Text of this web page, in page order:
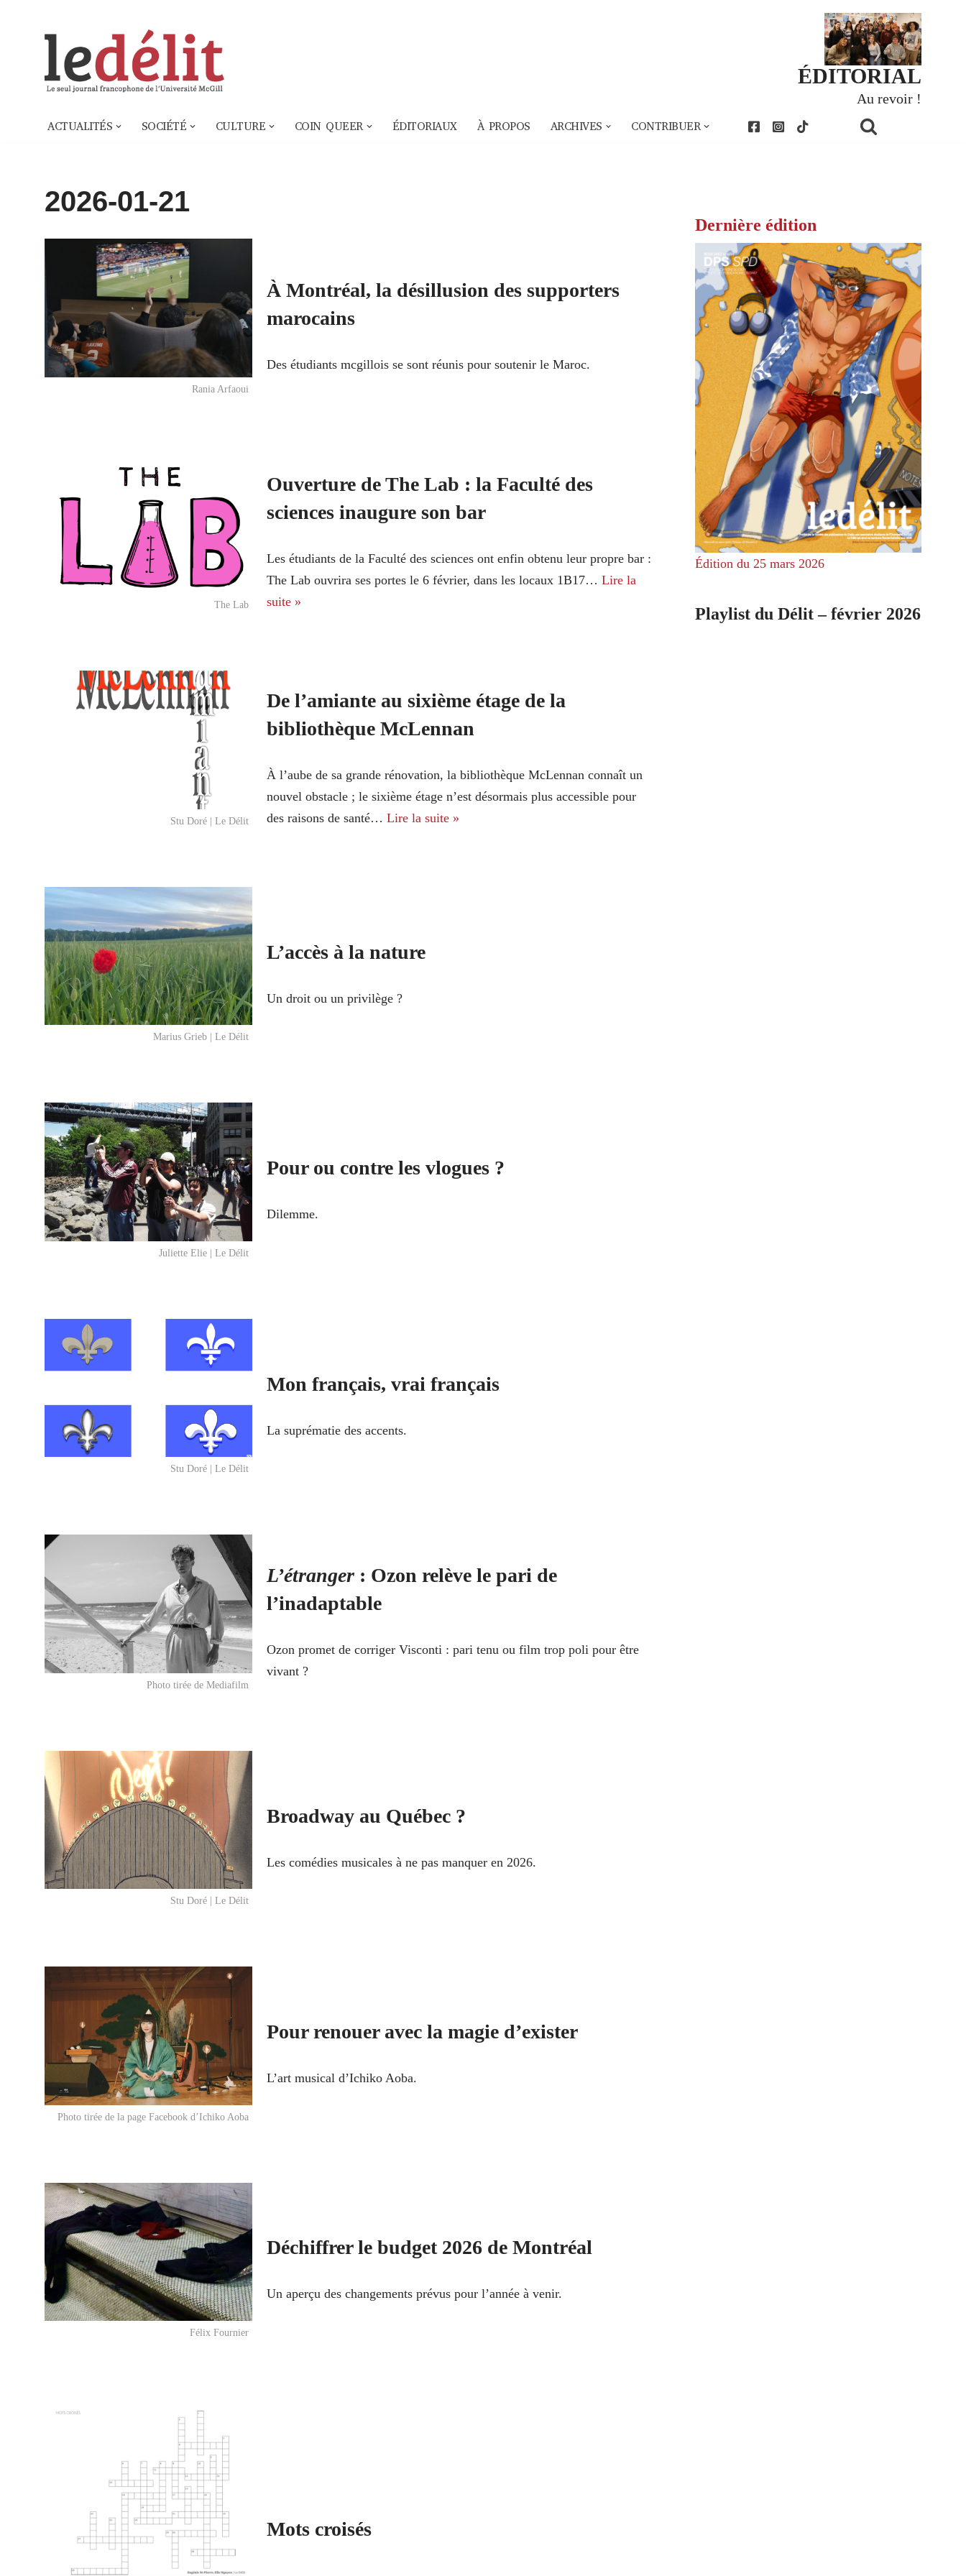
ÉDITORIAL
Au revoir !
ACTUALITÉS SOCIÉTÉ CULTURE COIN QUEER ÉDITORIAUX À PROPOS ARCHIVES CONTRIBUER
2026-01-21
Rania Arfaoui
À Montréal, la désillusion des supporters
marocains
Des étudiants mcgillois se sont réunis pour soutenir le Maroc.
The Lab
Ouverture de The Lab : la Faculté des
sciences inaugure son bar
Les étudiants de la Faculté des sciences ont enfin obtenu leur propre bar :
The Lab ouvrira ses portes le 6 février, dans les locaux 1B17… Lire la
suite »
Stu Doré | Le Délit
De l’amiante au sixième étage de la
bibliothèque McLennan
À l’aube de sa grande rénovation, la bibliothèque McLennan connaît un
nouvel obstacle ; le sixième étage n’est désormais plus accessible pour
des raisons de santé… Lire la suite »
Marius Grieb | Le Délit
L’accès à la nature
Un droit ou un privilège ?
Juliette Elie | Le Délit
Pour ou contre les vlogues ?
Dilemme.
Stu Doré | Le Délit
Mon français, vrai français
La suprématie des accents.
Photo tirée de Mediafilm
L’étranger: Ozon relève le pari de
l’inadaptable
Ozon promet de corriger Visconti : pari tenu ou film trop poli pour être
vivant ?
Stu Doré | Le Délit
Broadway au Québec ?
Les comédies musicales à ne pas manquer en 2026.
Photo tirée de la page Facebook d’Ichiko Aoba
Pour renouer avec la magie d’exister
L’art musical d’Ichiko Aoba.
Félix Fournier
Déchiffrer le budget 2026 de Montréal
Un aperçu des changements prévus pour l’année à venir.
Mots croisés
Dernière édition
Édition du 25 mars 2026
Playlist du Délit – février 2026